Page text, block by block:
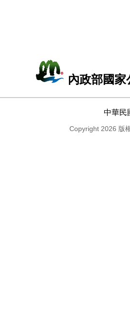
內政部國
中華民
Copyright 2026 版